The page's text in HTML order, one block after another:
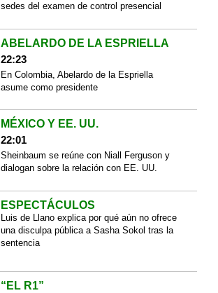
sedes del examen de control presencial
ABELARDO DE LA ESPRIELLA
22:23
En Colombia, Abelardo de la Espriella
asume como presidente
MÉXICO Y EE. UU.
22:01
Sheinbaum se reúne con Niall Ferguson y
dialogan sobre la relación con EE. UU.
ESPECTÁCULOS
Luis de Llano explica por qué aún no ofrece
una disculpa pública a Sasha Sokol tras la
sentencia
“EL R1”